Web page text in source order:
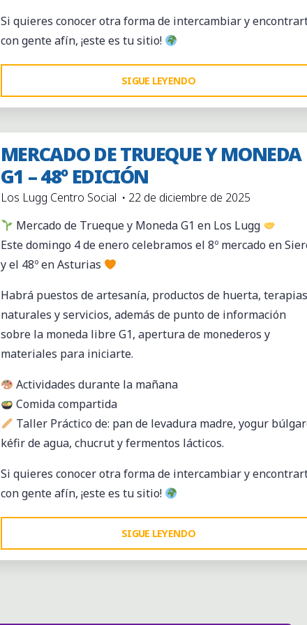
Si quieres conocer otra forma de intercambiar y
con gente afín, ¡este es tu sitio!
SIGUE LEYENDO
DE
MONEDA
–
MARZO)"
MERCADO DE TRUEQUE Y MONEDA
G1 – 48º EDICIÓN
Los Lugg Centro Social
22 de diciembre de 2025
Mercado de Trueque y Moneda G1 en Los Lugg
Este domingo 4 de enero celebramos el 8º mercado en
y el 48º en Asturias
Habrá puestos de artesanía, productos de huerta, terapias
naturales y servicios, además de punto de información
sobre la moneda libre G1, apertura de monederos y
materiales para iniciarte.
Actividades durante la mañana
Comida compartida
Taller Práctico de: pan de levadura madre, yogur
kéfir de agua, chucrut y fermentos lácticos.
Si quieres conocer otra forma de intercambiar y
con gente afín, ¡este es tu sitio!
SIGUE LEYENDO
DE